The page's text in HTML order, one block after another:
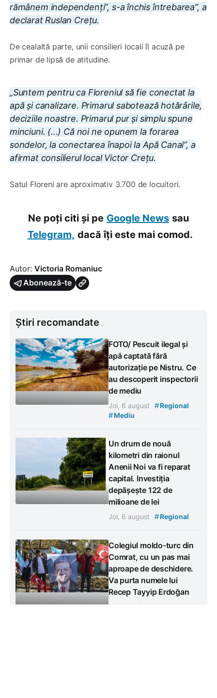
rămânem independenți”, s-a închis întrebarea”, a
declarat Ruslan Crețu.
De cealaltă parte, unii consilieri locali îl acuză pe
primar de lipsă de atitudine.
„Suntem pentru ca Floreniul să fie conectat la
apă și canalizare. Primarul sabotează hotărârile,
deciziile noastre. Primarul pur și simplu spune
minciuni. (...) Că noi ne opunem la forarea
sondelor, la conectarea înapoi la Apă Canal”, a
afirmat consilierul local Victor Crețu.
Satul Floreni are aproximativ 3.700 de locuitori.
Ne poți citi și pe Google News sau
Telegram, dacă îți este mai comod.
Autor: Victoria Romaniuc
Abonează-te
Știri recomandate
FOTO/ Pescuit ilegal și
apă captată fără
autorizație pe Nistru. Ce
au descoperit inspectorii
de mediu
Joi, 6 august #Regional
#Mediu
Un drum de nouă
kilometri din raionul
Anenii Noi va fi reparat
capital. Investiția
depășește 122 de
milioane de lei
Joi, 6 august #Regional
Colegiul moldo-turc din
Comrat, cu un pas mai
aproape de deschidere.
Va purta numele lui
Recep Tayyip Erdoğan
Miercuri, 5 august